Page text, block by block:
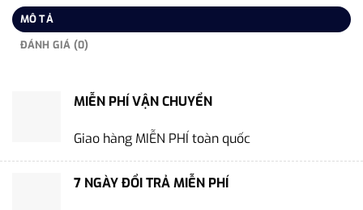
MÔ TẢ
ĐÁNH GIÁ (0)
MIỄN PHÍ VẬN CHUYỂN
Giao hàng MIỄN PHÍ toàn quốc
7 NGÀY ĐỔI TRẢ MIỄN PHÍ